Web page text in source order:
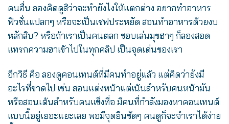
คนอื่น ลองคิดดูสิว่าจะทำยังไงให้แตกต่าง อยากทำอาหาร
ฟิวชั่นแปลกๆ หรือจะเป็นเชฟประหยัด สอนทำอาหารด้วยงบ
หลักสิบ? หรือถ้าเราเป็นคนตลก ชอบเล่นมุขฮาๆ ก็ลองสอด
แทรกความฮาเข้าไปในทุกคลิป เป็นจุดเด่นของเรา
อีกวิธี คือ ลองดูคอนเทนต์ที่มีคนทำอยู่แล้ว แต่คิดว่ายังมี
อะไรที่ขาดไป เช่น สอนแต่งหน้าแต่เน้นสำหรับคนหน้ามัน
หรือสอนเต้นสำหรับคนแข็งทื่อ มีคนที่กำลังมองหาคอนเทนต์
แบบนี้อยู่เยอะแยะเลย พอมีจุดยืนชัดๆ คนดูก็จะจำเราได้ง่าย